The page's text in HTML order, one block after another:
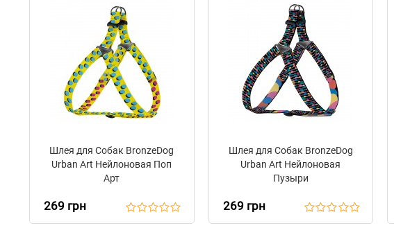
Шлея для Собак BronzeDog
Urban Art Нейлоновая Поп
Арт
269 грн
Шлея для Собак BronzeDog
Urban Art Нейлоновая
Пузыри
269 грн